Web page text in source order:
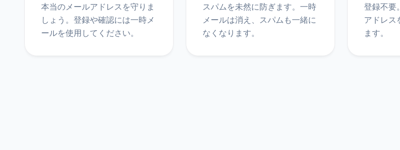
本当のメールアドレスを守りま
しょう。登録や確認には一時メ
ールを使用してください。
スパムを未然に防ぎます。一時
メールは消え、スパムも一緒に
なくなります。
登録不要
アドレス
ます。